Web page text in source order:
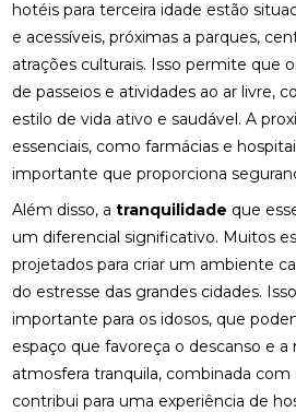
hotéis para terceira idade estão
e acessíveis, próximas a parques,
atrações culturais. Isso permite que
de passeios e atividades ao ar livre,
estilo de vida ativo e saudável. A
essenciais, como farmácias e
importante que proporciona
Além disso, atranquilidade que
um diferencial significativo. Muitos
projetados para criar um ambiente
do estresse das grandes cidades.
importante para os idosos, que
espaço que favoreça o descanso e a
atmosfera tranquila, combinada com
contribui para uma experiência de